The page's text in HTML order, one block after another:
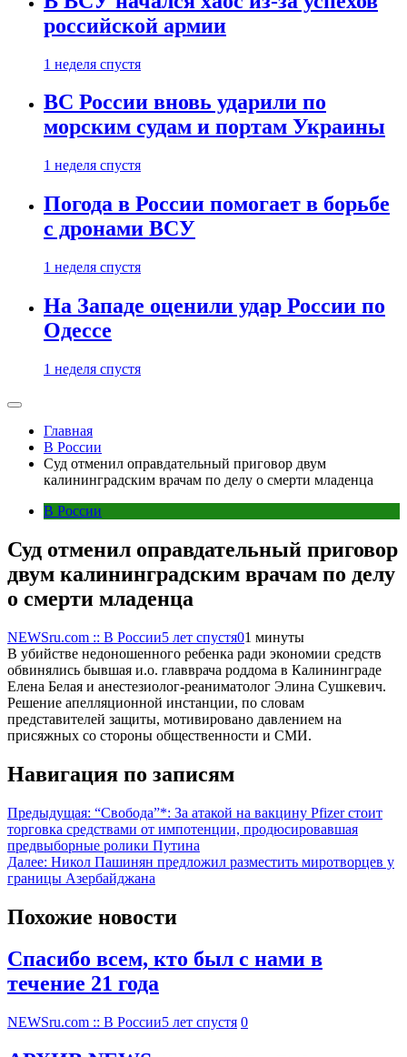
российской армии
1 неделя спустя
ВС России вновь ударили по
морским судам и портам Украины
1 неделя спустя
Погода в России помогает в борьбе
с дронами ВСУ
1 неделя спустя
На Западе оценили удар России по
Одессе
1 неделя спустя
Главная
В России
Суд отменил оправдательный приговор двум
калининградским врачам по делу о смерти младенца
В России
Суд отменил оправдательный приговор
двум калининградским врачам по делу
о смерти младенца
NEWSru.com :: В России5 лет спустя01 минуты
В убийстве недоношенного ребенка ради экономии средств
обвинялись бывшая и.о. главврача роддома в Калининграде
Елена Белая и анестезиолог-реаниматолог Элина Сушкевич.
Решение апелляционной инстанции, по словам
представителей защиты, мотивировано давлением на
присяжных со стороны общественности и СМИ.
Навигация по записям
Предыдущая: “Свобода”*: За атакой на вакцину Pfizer стоит
торговка средствами от импотенции, продюсировавшая
предвыборные ролики Путина
Далее: Никол Пашинян предложил разместить миротворцев у
границы Азербайджана
Похожие новости
Спасибо всем, кто был с нами в
течение 21 года
NEWSru.com :: В России5 лет спустя 0